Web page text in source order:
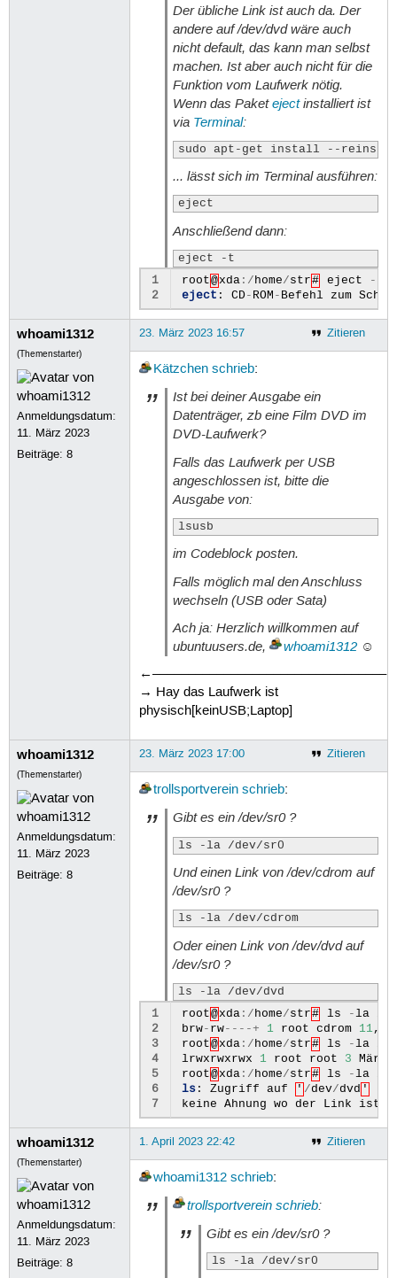
Der übliche Link ist auch da. Der
andere auf/dev/dvdwäre auch
nicht default, das kann man selbst
machen. Ist aber auch nicht für die
Funktion vom Laufwerk nötig.
Wenn das Paketejectinstalliert ist
via Terminal:
sudo apt-get install --
... lässt sich im Terminal ausführen:
eject
Anschließend dann:
eject -t
1
2
root@xda :/home/str# eject -
eject : CD- ROM - Befehl zum
whoami1312
(Themenstarter)
Anmeldungsdatum:
11. März 2023
Beiträge:8
Zitieren
23. März 2023 16:57
Kätzchen schrieb:
Ist bei deiner Ausgabe ein
Datenträger, zb eine Film DVD im
DVD-Laufwerk?
Falls das Laufwerk per USB
angeschlossen ist, bitte die
Ausgabe von:
lsusb
im Codeblock posten.
Falls möglich mal den Anschluss
wechseln (USB oder Sata)
Ach ja: Herzlich willkommen auf
ubuntuusers.de,
whoami1312☺
←–––––––––––––––––––––––––––––––––
→ Hay das Laufwerk ist
physisch[keinUSB;Laptop]
whoami1312
(Themenstarter)
Anmeldungsdatum:
11. März 2023
Beiträge:8
Zitieren
23. März 2023 17:00
trollsportverein schrieb:
Gibt es ein/dev/sr0?
ls -la /dev/sr0
Und einen Link von/dev/cdrom auf
/dev/sr0?
ls -la /dev/cdrom
Oder einen Link von/dev/dvdauf
/dev/sr0?
ls -la /dev/dvd
1
2
3
4
5
6
7
root@xda :/home/str# ls -la
brw- rw----+ 1 root cdrom 11,
root@xda :/home/str# ls -la
lrwxrwxrwx
1 root root 3 Mär
root@xda :/home/str# ls -la
ls : Zugriff auf ' /dev/dvd '
keine
Ahnung wo der Link ist
whoami1312
(Themenstarter)
Anmeldungsdatum:
11. März 2023
Beiträge:8
Zitieren
1. April 2023 22:42
whoami1312 schrieb:
trollsportverein schrieb:
Gibt es ein/dev/sr0?
ls -la /dev/sr0